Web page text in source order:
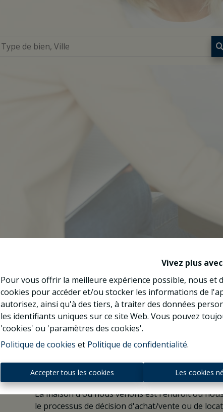
Vivez plus
Pour vous offrir la meilleure expérience possible, nous et
cookies pour accéder et/ou stocker les informations de
autorisez, ainsi qu'à des tiers, à traiter des données
les identifiants uniques sur ce site Web. Vous pouvez
'cookies' ou 'paramètres des cookies'.
Politique de cookies et Politique de confidentialité.
Accepter tous les cookies Les cookies
Home is not a
La maison d'où nous venons est l'endroit où
le processus de décision d'achat/vente ou de